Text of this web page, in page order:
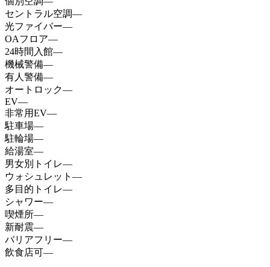
セントラル空調—
光ファイバー—
OAフロア—
24時間入館—
機械警備—
有人警備—
オートロック—
EV—
非常用EV—
駐車場—
駐輪場—
給湯室—
男女別トイレ—
ウォシュレット —
多目的トイレ—
シャワー—
喫煙所—
新耐震—
バリアフリー—
飲食店可—